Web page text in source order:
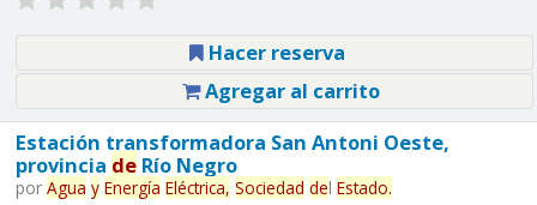
Hacer reserva
Agregar al carrito
Estación transformadora San Antoni Oeste,
provincia deRío Negro
por Agua y Energía Eléctrica, Sociedad del Estado.